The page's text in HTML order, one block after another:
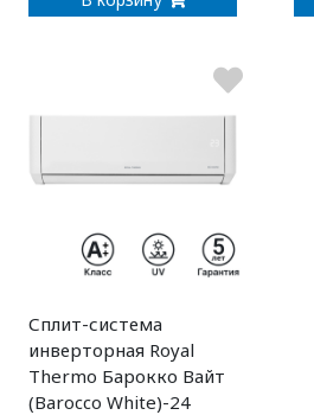
Сплит-система
инверторная Royal
Thermo Барокко Вайт
(Barocco White)-24